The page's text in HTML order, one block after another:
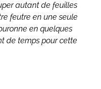
autant de feuilles
feutre en une seule
en quelques
de temps pour cette